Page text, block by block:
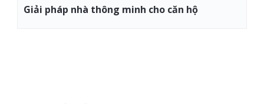
Giải pháp nhà thông minh cho căn hộ